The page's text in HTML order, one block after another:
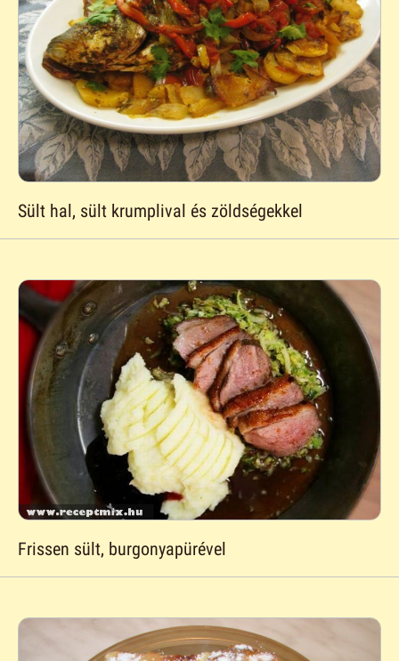
Sült hal, sült krumplival és zöldségekkel
Frissen sült, burgonyapürével